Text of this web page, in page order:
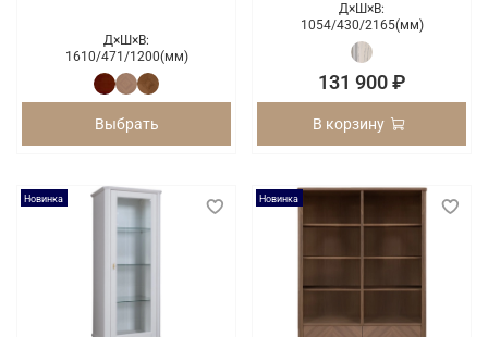
Д×Ш×В:
1610/471/1200(мм)
Выбрать
Д×Ш×В:
1054/430/2165(мм)
131 900 ₽
В корзину
Новинка Новинка